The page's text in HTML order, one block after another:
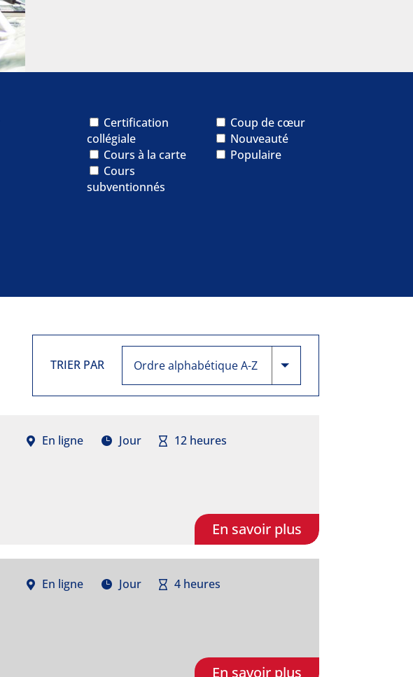
Certification
collégiale
Cours à la carte
Cours
subventionnés
Coup de cœur
Nouveauté
Populaire
TRIER PAR
En ligne Jour 12 heures
En savoir plus
En ligne Jour 4 heures
En savoir plus